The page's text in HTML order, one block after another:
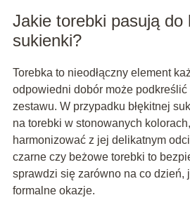
Jakie torebki pasują do
sukienki?
Torebka to nieodłączny element
odpowiedni dobór może podkreślić
zestawu. W przypadku błękitnej
na torebki w stonowanych
harmonizować z jej delikatnym
czarne czy beżowe torebki to
sprawdzi się zarówno na co dzień,
formalne okazje.